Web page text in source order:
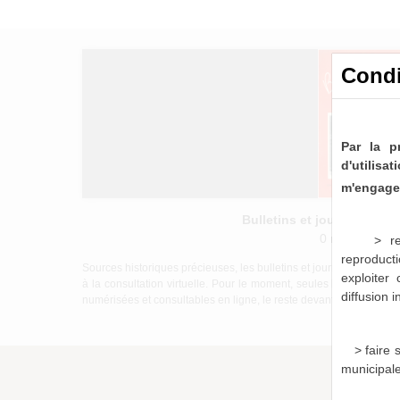
0 notice
Sources historiques précieuses, les bulletins et journaux
à la consultation virtuelle. Pour le moment, seules les
numérisées et consultables en ligne, le reste devant être mis à
Par la
>
exploiter
diffusion
> faire